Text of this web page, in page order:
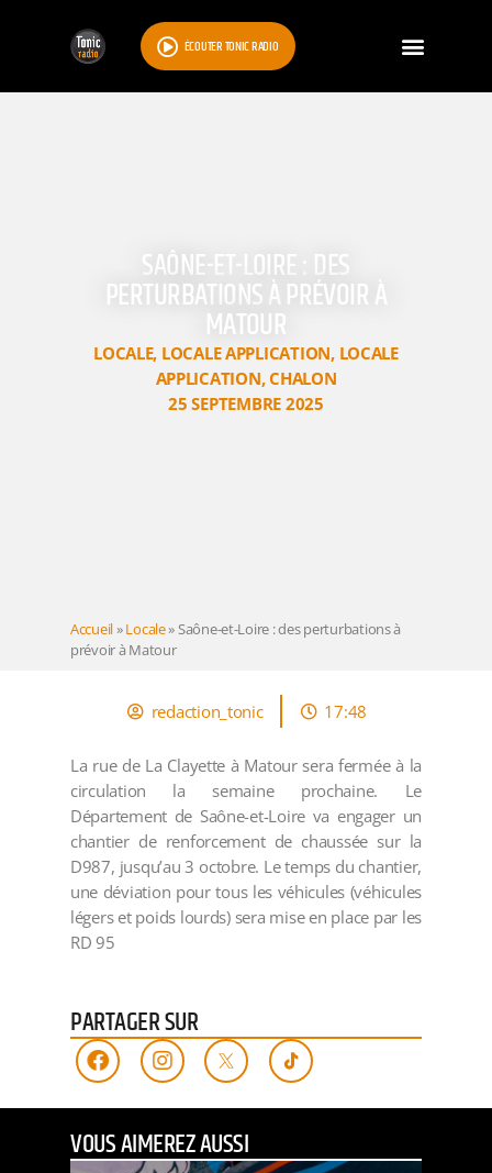
ÉCOUTER TONIC RADIO
SAÔNE-ET-LOIRE : DES
PERTURBATIONS À PRÉVOIR À
MATOUR
LOCALE, LOCALE APPLICATION, LOCALE
APPLICATION,CHALON
25 SEPTEMBRE 2025
Accueil»Locale»Saône-et-Loire : des perturbations à
prévoir à Matour
redaction_tonic 17:48
La rue de La Clayette à Matour sera fermée à la
circulation la semaine prochaine. Le
Département de Saône-et-Loire va engager un
chantier de renforcement de chaussée sur la
D987, jusqu’au 3 octobre. Le temps du chantier,
une déviation pour tous les véhicules (véhicules
légers et poids lourds) sera mise en place par les
RD 95
PARTAGER SUR
VOUS AIMEREZ AUSSI